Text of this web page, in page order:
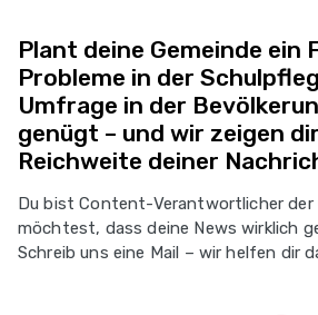
Plant deine Gemeinde ein
Probleme in der
Umfrage in der
genügt – und wir zeigen
Reichweite deiner
Du bist Content-Verantwortlicher der
möchtest, dass deine News wirklich
Schreib uns eine Mail – wir helfen dir